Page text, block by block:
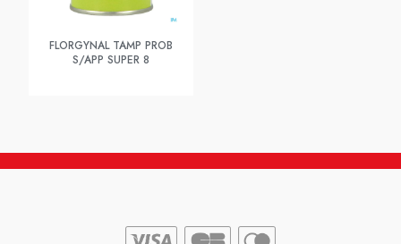
FLORGYNAL TAMP PROB
S/APP SUPER 8